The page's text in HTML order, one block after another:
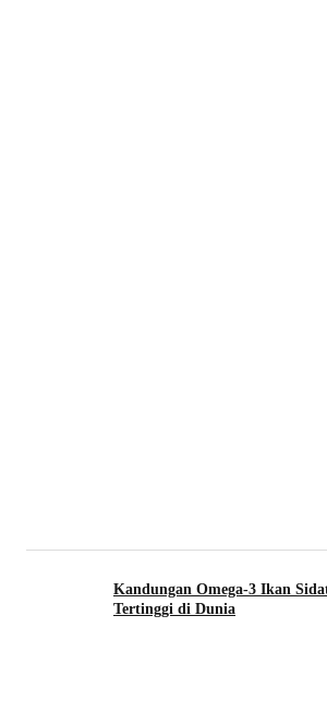
Kandungan Omega-3 Ikan
Tertinggi di Dunia